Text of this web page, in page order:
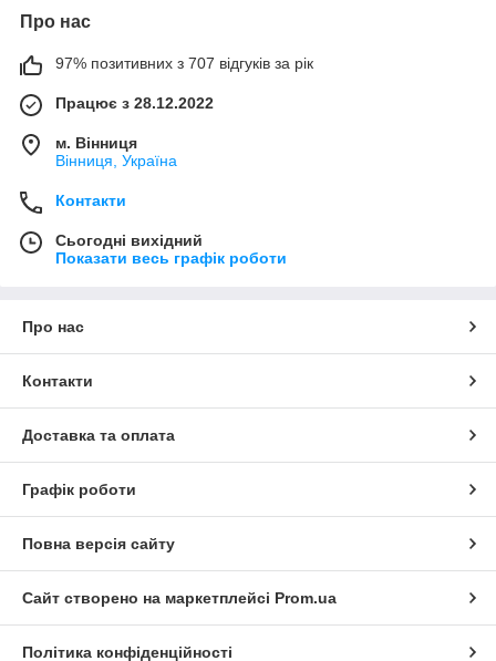
Про нас
97% позитивних з 707 відгуків за рік
Працює з 28.12.2022
м. Вінниця
Вінниця, Україна
Контакти
Сьогодні вихідний
Показати весь графік роботи
Про нас
Контакти
Доставка та оплата
Графік роботи
Повна версія сайту
Сайт створено на маркетплейсі Prom.ua
Політика конфіденційності